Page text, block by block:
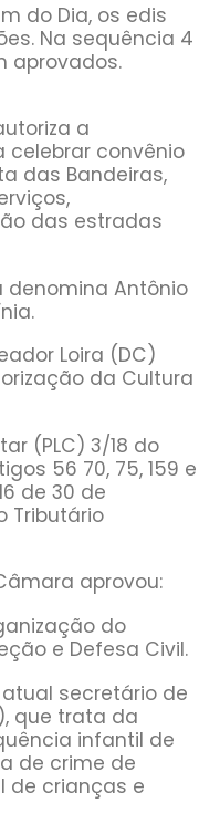
do Dia, os edis
Na sequência 4
aprovados.
a
celebrar convênio
das Bandeiras,
das estradas
denomina Antônio
Loira (DC)
da Cultura
(PLC) 3/18 do
56 70, 75, 159 e
de 30 de
Tributário
aprovou:
do
e Defesa Civil.
atual secretário de
que trata da
infantil de
de crime de
de crianças e